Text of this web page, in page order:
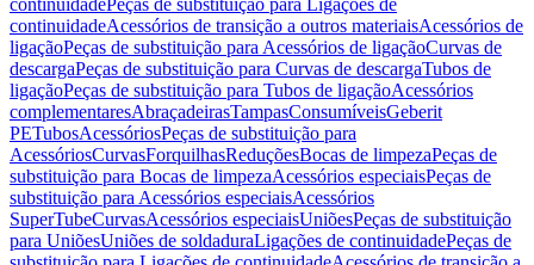
continuidadePeças de substituição para Ligações de
continuidadeAcessórios de transição a outros materiaisAcessórios de
ligaçãoPeças de substituição para Acessórios de ligaçãoCurvas de
descargaPeças de substituição para Curvas de descargaTubos de
ligaçãoPeças de substituição para Tubos de ligaçãoAcessórios
complementaresAbraçadeirasTampasConsumíveisGeberit
PETubosAcessóriosPeças de substituição para
AcessóriosCurvasForquilhasReduçõesBocas de limpezaPeças de
substituição para Bocas de limpezaAcessórios especiaisPeças de
substituição para Acessórios especiaisAcessórios
SuperTubeCurvasAcessórios especiaisUniõesPeças de substituição
para UniõesUniões de soldaduraLigações de continuidadePeças de